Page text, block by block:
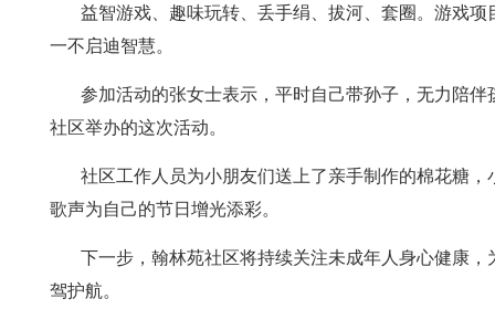
益智游戏、趣味玩转、丢手绢、拔河、套圈。游戏项
一不启迪智慧。
参加活动的张女士表示，平时自己带孙子，无力陪伴
社区举办的这次活动。
社区工作人员为小朋友们送上了亲手制作的棉花糖，
歌声为自己的节日增光添彩。
下一步，翰林苑社区将持续关注未成年人身心健康，
驾护航。